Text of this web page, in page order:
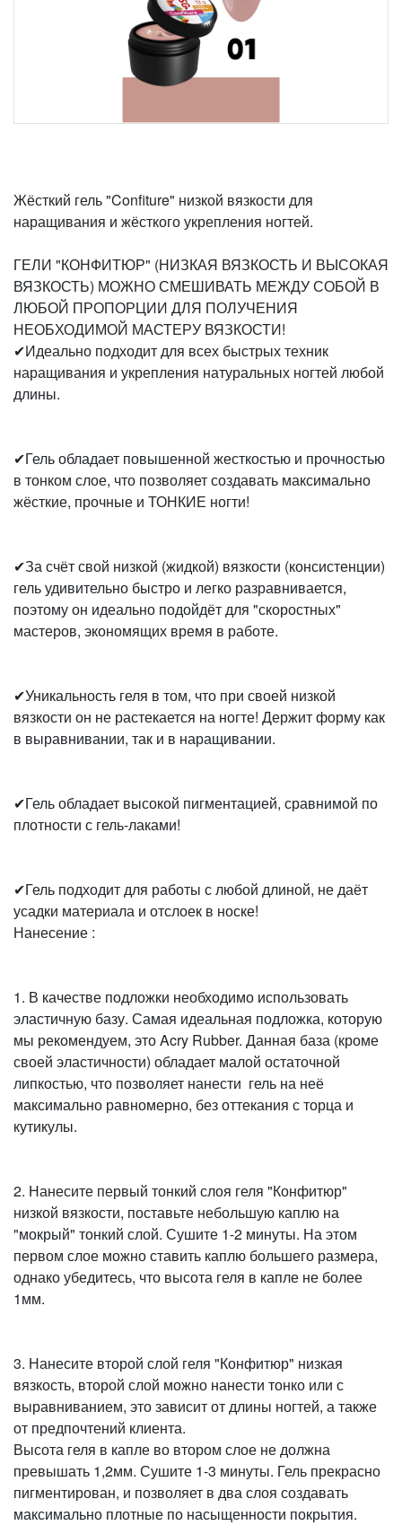
Жёсткий гель "Confiture" низкой вязкости для
наращивания и жёсткого укрепления ногтей.
ГЕЛИ "КОНФИТЮР" (НИЗКАЯ ВЯЗКОСТЬ И ВЫСОКАЯ
ВЯЗКОСТЬ) МОЖНО СМЕШИВАТЬ МЕЖДУ СОБОЙ В
ЛЮБОЙ ПРОПОРЦИИ ДЛЯ ПОЛУЧЕНИЯ
НЕОБХОДИМОЙ МАСТЕРУ ВЯЗКОСТИ!
✔Идеально подходит для всех быстрых техник
наращивания и укрепления натуральных ногтей любой
длины.
✔Гель обладает повышенной жесткостью и прочностью
в тонком слое, что позволяет создавать максимально
жёсткие, прочные и ТОНКИЕ ногти!
✔За счёт свой низкой (жидкой) вязкости (консистенции)
гель удивительно быстро и легко разравнивается,
поэтому он идеально подойдёт для "скоростных"
мастеров, экономящих время в работе.
✔Уникальность геля в том, что при своей низкой
вязкости он не растекается на ногте! Держит форму как
в выравнивании, так и в наращивании.
✔Гель обладает высокой пигментацией, сравнимой по
плотности с гель-лаками!
✔Гель подходит для работы с любой длиной, не даёт
усадки материала и отслоек в носке!
Нанесение :
1. В качестве подложки необходимо использовать
эластичную базу. Самая идеальная подложка, которую
мы рекомендуем, это Acry Rubber. Данная база (кроме
своей эластичности) обладает малой остаточной
липкостью, что позволяет нанести гель на неё
максимально равномерно, без оттекания с торца и
кутикулы.
2. Нанесите первый тонкий слоя геля "Конфитюр"
низкой вязкости, поставьте небольшую каплю на
"мокрый" тонкий слой. Сушите 1-2 минуты. На этом
первом слое можно ставить каплю большего размера,
однако убедитесь, что высота геля в капле не более
1мм.
3. Нанесите второй слой геля "Конфитюр" низкая
вязкость, второй слой можно нанести тонко или с
выравниванием, это зависит от длины ногтей, а также
от предпочтений клиента.
Высота геля в капле во втором слое не должна
превышать 1,2мм. Сушите 1-3 минуты. Гель прекрасно
пигментирован, и позволяет в два слоя создавать
максимально плотные по насыщенности покрытия.